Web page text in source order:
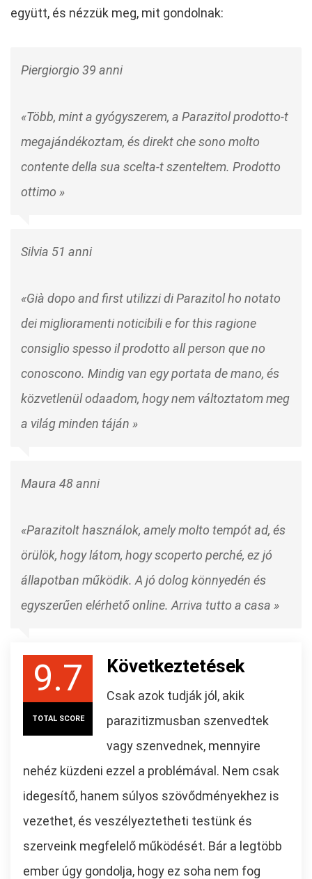
együtt, és nézzük meg, mit gondolnak:
Piergiorgio 39 anni
«Több, mint a gyógyszerem, a Parazitol prodotto-t
megajándékoztam, és direkt che sono molto
contente della sua scelta-t szenteltem. Prodotto
ottimo »
Silvia 51 anni
«Già dopo and first utilizzi di Parazitol ho notato
dei miglioramenti noticibili e for this ragione
consiglio spesso il prodotto all person que no
conoscono. Mindig van egy portata de mano, és
közvetlenül odaadom, hogy nem változtatom meg
a világ minden táján »
Maura 48 anni
«Parazitolt használok, amely molto tempót ad, és
örülök, hogy látom, hogy scoperto perché, ez jó
állapotban működik. A jó dolog könnyedén és
egyszerűen elérhető online. Arriva tutto a casa »
9.7
TOTAL SCORE
Következtetések
Csak azok tudják jól, akik
parazitizmusban szenvedtek
vagy szenvednek, mennyire
nehéz küzdeni ezzel a problémával. Nem csak
idegesítő, hanem súlyos szövődményekhez is
vezethet, és veszélyeztetheti testünk és
szerveink megfelelő működését. Bár a legtöbb
ember úgy gondolja, hogy ez soha nem fog